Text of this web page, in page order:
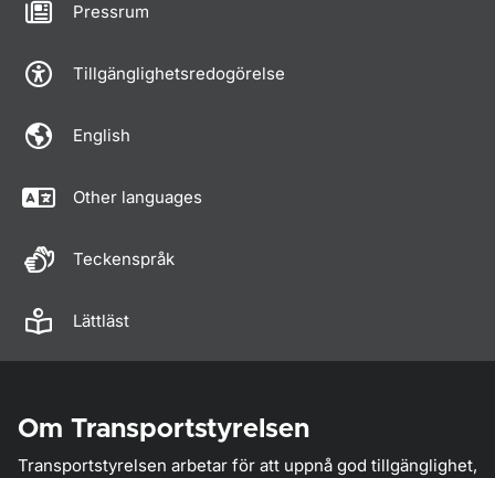
Pressrum
Tillgänglighetsredogörelse
English
Other languages
Teckenspråk
Lättläst
Om Transportstyrelsen
Transportstyrelsen arbetar för att uppnå god tillgänglighet,